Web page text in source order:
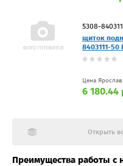
5308-
щиток
8403111-50
Цена
6 180.44
Открыть
Преимущества работы с